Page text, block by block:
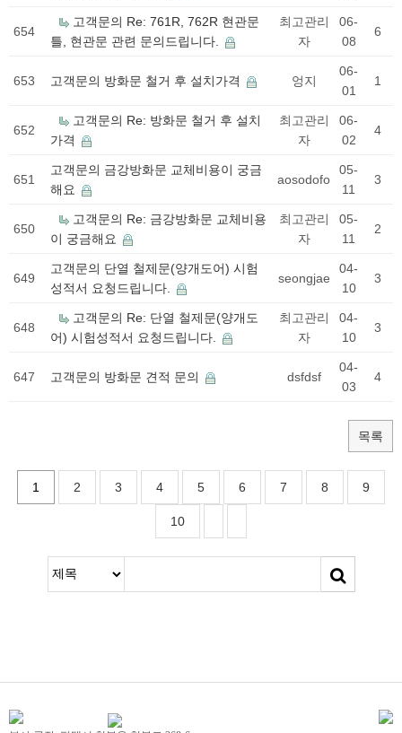
654
고객문의 Re: 761R, 762R 현관문
틀, 현관문 관련 문의드립니다.
최고관리
자
06-
08
6
653 고객문의 방화문 철거 후 설치가격 엉지
06-
01
1
652
고객문의 Re: 방화문 철거 후 설치
가격
최고관리
자
06-
02
4
651
고객문의 금강방화문 교체비용이 궁금
해요
aosodofo
05-
11
3
650
고객문의 Re: 금강방화문 교체비용
이 궁금해요
최고관리
자
05-
11
2
649
고객문의 단열 철제문(양개도어) 시험
성적서 요청드립니다.
seongjae
04-
10
3
648
고객문의 Re: 단열 철제문(양개도
어) 시험성적서 요청드립니다.
최고관리
자
04-
10
3
647 고객문의 방화문 견적 문의 dsfdsf
04-
03
4
목록
1 2 3 4 5 6 7 8 9
10